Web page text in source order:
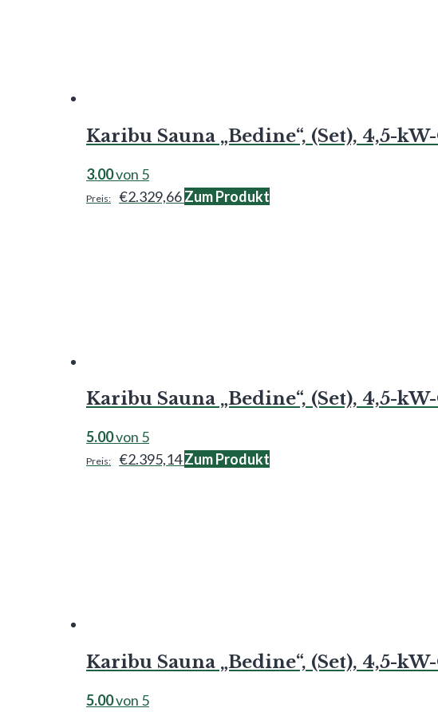
Karibu Sauna „Bedine“, (Set), 4,5-
3.00von 5
€2.329,66Zum Produkt
Karibu Sauna „Bedine“, (Set), 4,5-
5.00von 5
€2.395,14Zum Produkt
Karibu Sauna „Bedine“, (Set), 4,5-
5.00von 5